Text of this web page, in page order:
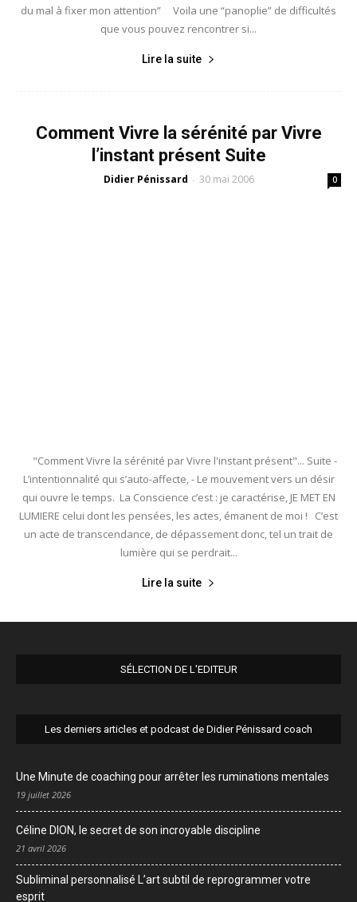
du mal à fixer mon attention” Voila une “panoplie” de difficultés
que vous pouvez rencontrer si...
Lire la suite
Comment Vivre la sérénité par Vivre
l’instant présent Suite
Didier Pénissard - 30 mai 2006 0
"Comment Vivre la sérénité par Vivre l'instant présent"... Suite -
L’intentionnalité qui s’auto-affecte, - Le mouvement vers un désir
qui ouvre le temps. La Conscience c’est : je caractérise, JE MET EN
LUMIERE celui dont les pensées, les actes, émanent de moi ! C’est
un acte de transcendance, de dépassement donc, tel un trait de
lumière qui se perdrait...
Lire la suite
SÉLECTION DE L'EDITEUR
Les derniers articles et podcast de Didier Pénissard coach
Une Minute de coaching pour arrêter les ruminations mentales
19 juillet 2026
Céline DION, le secret de son incroyable discipline
21 avril 2026
Subliminal personnalisé L’art subtil de reprogrammer votre
esprit